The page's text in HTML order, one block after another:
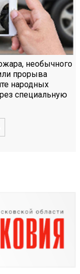
необычного
прорыва
народных
специальную